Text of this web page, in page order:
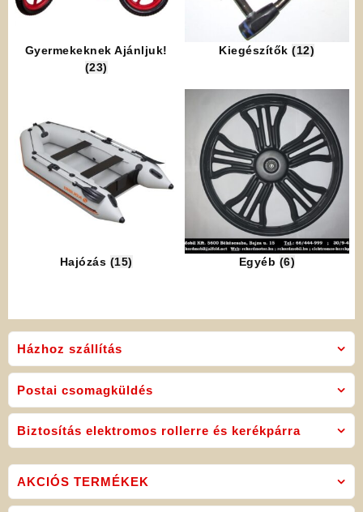
Házhoz szállítás
Postai csomagküldés
Biztosítás elektromos rollerre és kerékpárra
Gyermekeknek Ajánljuk!
(23)
Kiegészítők(12)
Hajózás (15) Egyéb (6)
AKCIÓS TERMÉKEK